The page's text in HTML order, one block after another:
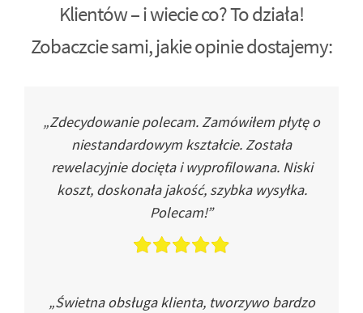
Klientów – i wiecie co? To działa!
Zobaczcie sami, jakie opinie dostajemy:
„Zdecydowanie polecam. Zamówiłem płytę o
niestandardowym kształcie. Została
rewelacyjnie docięta i wyprofilowana. Niski
koszt, doskonała jakość, szybka wysyłka.
Polecam!”
„Świetna obsługa klienta, tworzywo bardzo